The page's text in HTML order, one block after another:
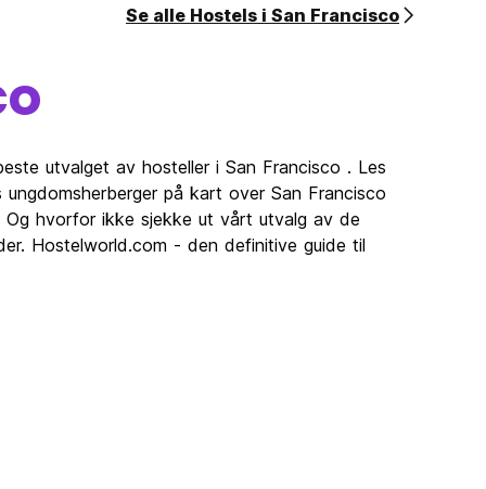
Se alle Hostels i San Francisco
utvalget av hosteller i San Francisco . Les
på kart over San Francisco
hvorfor ikke sjekke ut vårt utvalg av de
Hostelworld.com - den definitive guide til